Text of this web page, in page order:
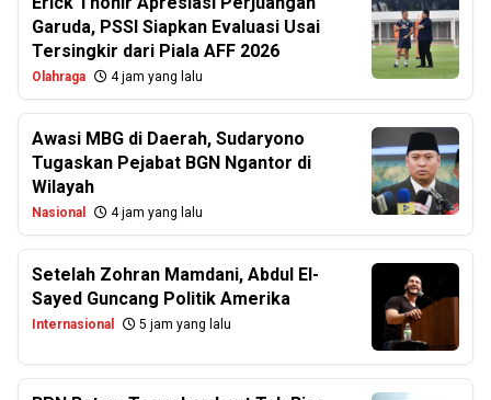
Garuda, PSSI Siapkan Evaluasi Usai
Tersingkir dari Piala AFF 2026
Olahraga 4 jam yang lalu
Awasi MBG di Daerah, Sudaryono
Tugaskan Pejabat BGN Ngantor di
Wilayah
Nasional 4 jam yang lalu
Setelah Zohran Mamdani, Abdul El-
Sayed Guncang Politik Amerika
Internasional 5 jam yang lalu